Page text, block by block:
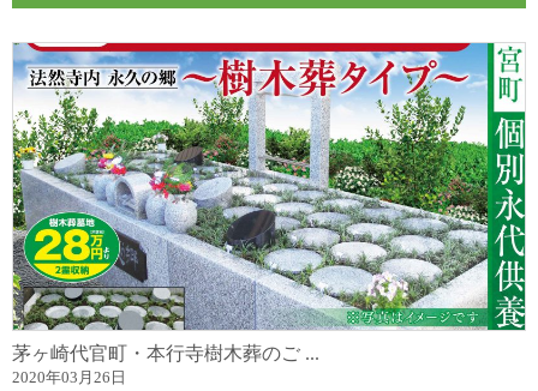
茅ヶ崎代官町・本行寺樹木葬のご ...
2020年03月26日